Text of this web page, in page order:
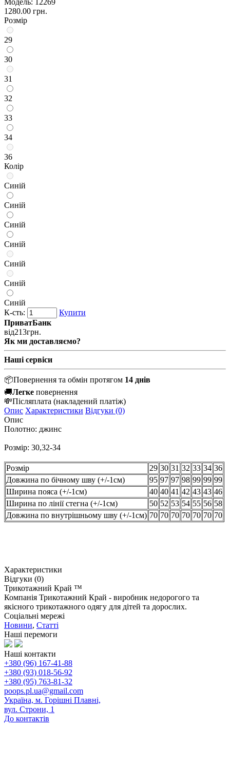
1280.00 грн.
Розмір
29
30
31
32
33
34
36
Колір
Синій
Синій
Синій
Синій
Синій
Синій
Синій
К-сть:
Купити
ПриватБанк
від213грн.
Як ми доставляємо?
Наші сервіси
📦Повернення та обмін протягом 14 днів
🚚Легке повернення
💸Післяплата (накладений платіж)
Опис Характеристики Відгуки (0)
Опис
Полотно: джинс
Розмір: 30,32-34
Розмір 29 30 31 32 33 34 36
Довжина по бічному шву (+/-1см)
95 97 97 98 99 99 99
Ширина пояса (+/-1см)
40 40 41 42 43 43 46
Ширина по лінії стегна (+/-1см)
50 52 53 54 55 56 58
Довжина по внутрішньому шву (+/-1см) 70 70 70 70 70 70 70
Характеристики
Відгуки (0)
Трикотажний Край ™
Компанія Трикотажний Край - виробник недорогого та
якісного трикотажного одягу для дітей та дорослих.
Соціальні мережі
Новини, Статті
Наші перемоги
Наші контакти
+380 (96) 167-41-88
+380 (93) 018-56-92
+380 (95) 763-81-32
poops.pl.ua@gmail.com
Україна, м. Горішні Плавні,
вул. Строни, 1
До контактів